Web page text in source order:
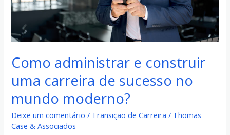
Como administrar e construir
uma carreira de sucesso no
mundo moderno?
Deixe um comentário / Transição de Carreira / Thomas
Case & Associados
sucesso
mundo